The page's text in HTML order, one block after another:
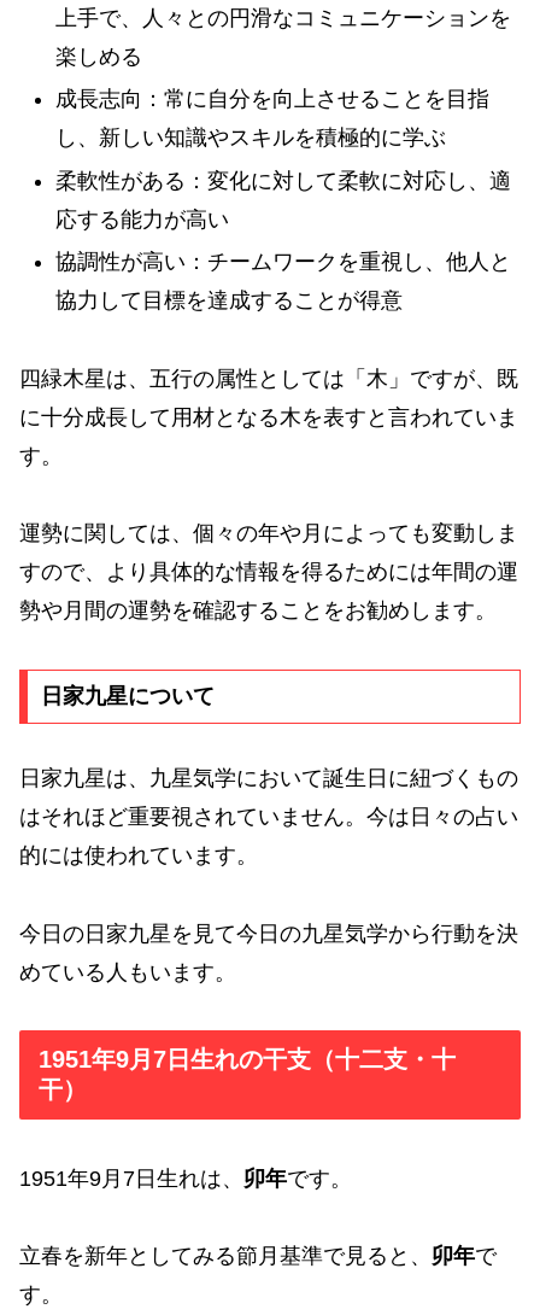
上手で、人々との円滑なコミュニケーションを
楽しめる
成長志向：常に自分を向上させることを目指
し、新しい知識やスキルを積極的に学ぶ
柔軟性がある：変化に対して柔軟に対応し、適
応する能力が高い
協調性が高い：チームワークを重視し、他人と
協力して目標を達成することが得意
四緑木星は、五行の属性としては「木」ですが、既
に十分成長して用材となる木を表すと言われていま
す。
運勢に関しては、個々の年や月によっても変動しま
すので、より具体的な情報を得るためには年間の運
勢や月間の運勢を確認することをお勧めします。
日家九星について
日家九星は、九星気学において誕生日に紐づくもの
はそれほど重要視されていません。今は日々の占い
的には使われています。
今日の日家九星を見て今日の九星気学から行動を決
めている人もいます。
1951年9月7日生れの干支（十二支・十
干）
1951年9月7日生れは、 卯年です。
立春を新年としてみる節月基準で見ると、 卯年で
す。